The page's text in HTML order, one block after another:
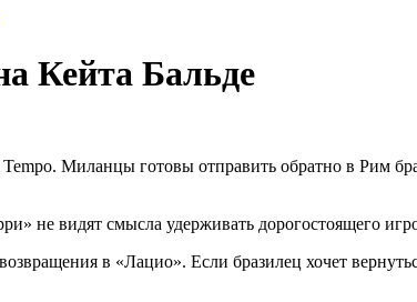
Кейта Бальде
Миланцы готовы отправить обратно в Рим
не видят смысла удерживать дорогостоящего
в «Лацио». Если бразилец хочет